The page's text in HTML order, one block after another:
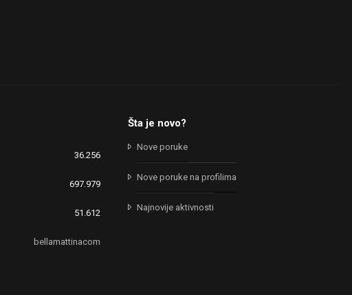
36.256
697.979
51.612
bellamattinacom
Šta je novo?
Nove poruke
Nove poruke na profilima
Najnovije aktivnosti